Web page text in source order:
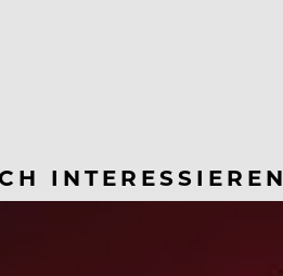
INTERESSIEREN